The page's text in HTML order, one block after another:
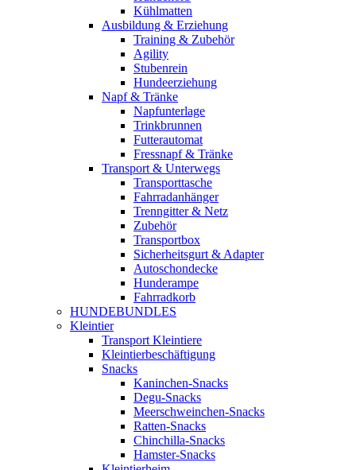
Kühlmatten
Ausbildung & Erziehung
Training & Zubehör
Agility
Stubenrein
Hundeerziehung
Napf & Tränke
Napfunterlage
Trinkbrunnen
Futterautomat
Fressnapf & Tränke
Transport & Unterwegs
Transporttasche
Fahrradanhänger
Trenngitter & Netz
Zubehör
Transportbox
Sicherheitsgurt & Adapter
Autoschondecke
Hunderampe
Fahrradkorb
HUNDEBUNDLES
Kleintier
Transport Kleintiere
Kleintierbeschäftigung
Snacks
Kaninchen-Snacks
Degu-Snacks
Meerschweinchen-Snacks
Ratten-Snacks
Chinchilla-Snacks
Hamster-Snacks